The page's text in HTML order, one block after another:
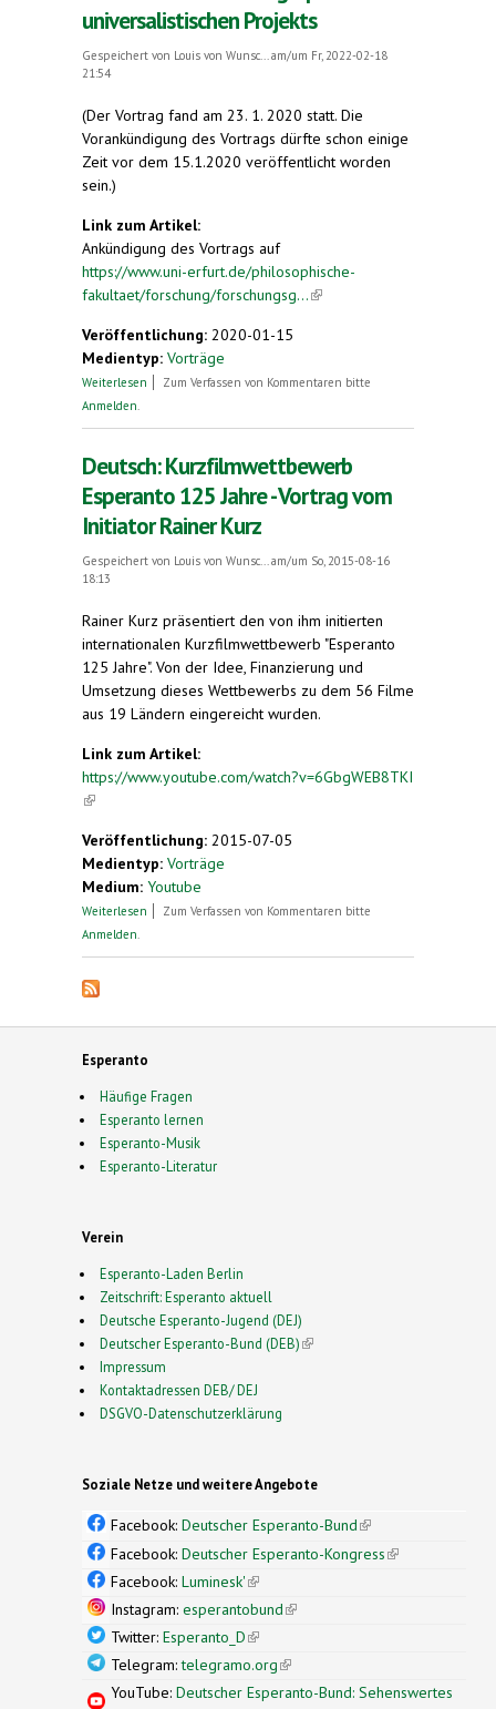
universalistischen Projekts
Gespeichert von Louis von Wunsc...
am/um Fr, 2022-02-18
21:54
(Der Vortrag fand am 23. 1. 2020 statt. Die
Vorankündigung des Vortrags dürfte schon einige
Zeit vor dem 15.1.2020 veröffentlicht worden
sein.)
Link zum Artikel:
Ankündigung des Vortrags auf
https://www.uni-erfurt.de/philosophische-
fakultaet/forschung/forschungsg...(link is external)
Veröffentlichung: 2020-01-15
Medientyp: Vorträge
Weiterlesen über (Ankündigung von:) Vortrag von Prof. Dr.
und Kartographien eines universalistischen
Zum Verfassen von Kommentaren bitte
Anmelden
Deutsch: Kurzfilmwettbewerb
Esperanto 125 Jahre - Vortrag vom
Initiator Rainer Kurz
Gespeichert von Louis von Wunsc...
am/um So, 2015-08-16
18:13
Rainer Kurz präsentiert den von ihm initierten
internationalen Kurzfilmwettbewerb "Esperanto
125 Jahre". Von der Idee, Finanzierung und
Umsetzung dieses Wettbewerbs zu dem 56 Filme
aus 19 Ländern eingereicht wurden.
Link zum Artikel:
https://www.youtube.com/watch?v=6GbgWEB8TKI
(link is external)
Veröffentlichung: 2015-07-05
Medientyp: Vorträge
Medium: Youtube
Weiterlesen über Deutsch: Kurzfilmwettbewerb Esperanto
Zum Verfassen von Kommentaren bitte
Anmelden
Esperanto
Häufige Fragen
Esperanto lernen
Esperanto-Musik
Esperanto-Literatur
Verein
Esperanto-Laden Berlin
Zeitschrift: Esperanto aktuell
Deutsche Esperanto-Jugend (DEJ)
Deutscher Esperanto-Bund (DEB)(link is external)
Impressum
Kontaktadressen DEB/ DEJ
DSGVO-Datenschutzerklärung
Soziale Netze und weitere Angebote
Facebook: Deutscher Esperanto-Bund(link is
external)
Facebook: Deutscher Esperanto-Kongress(link is
Facebook: Luminesk'(link is external)
Instagram: esperantobund(link is external)
Twitter: Esperanto_D(link is external)
Telegram:telegramo.org(link is external)
YouTube: Deutscher Esperanto-Bund: Sehenswertes